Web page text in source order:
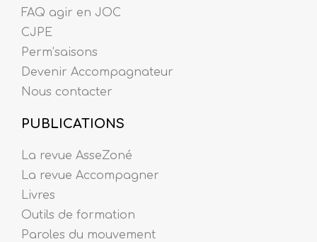
FAQ agir en JOC
CJPE
Perm’saisons
Devenir Accompagnateur
Nous contacter
PUBLICATIONS
La revue AsseZoné
La revue Accompagner
Livres
Outils de formation
Paroles du mouvement